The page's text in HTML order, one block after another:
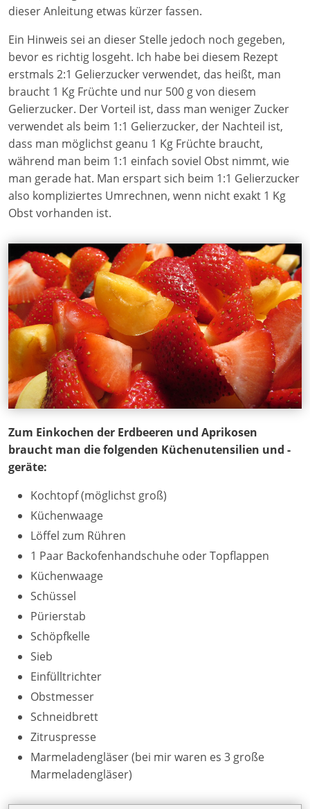
dieser Anleitung etwas kürzer fassen.
Ein Hinweis sei an dieser Stelle jedoch noch gegeben,
bevor es richtig losgeht. Ich habe bei diesem Rezept
erstmals 2:1 Gelierzucker verwendet, das heißt, man
braucht 1 Kg Früchte und nur 500 g von diesem
Gelierzucker. Der Vorteil ist, dass man weniger Zucker
verwendet als beim 1:1 Gelierzucker, der Nachteil ist,
dass man möglichst geanu 1 Kg Früchte braucht,
während man beim 1:1 einfach soviel Obst nimmt, wie
man gerade hat. Man erspart sich beim 1:1 Gelierzucker
also kompliziertes Umrechnen, wenn nicht exakt 1 Kg
Obst vorhanden ist.
Zum Einkochen der Erdbeeren und Aprikosen
braucht man die folgenden Küchenutensilien und -
geräte:
Kochtopf (möglichst groß)
Küchenwaage
Löffel zum Rühren
1 Paar Backofenhandschuhe oder Topflappen
Küchenwaage
Schüssel
Pürierstab
Schöpfkelle
Sieb
Einfülltrichter
Obstmesser
Schneidbrett
Zitruspresse
Marmeladengläser (bei mir waren es 3 große
Marmeladengläser)